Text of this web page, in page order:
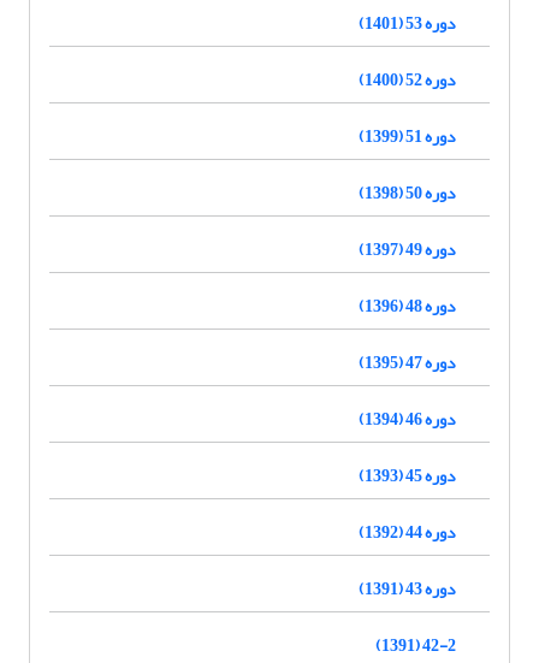
دوره 53 (1401)
دوره 52 (1400)
دوره 51 (1399)
دوره 50 (1398)
دوره 49 (1397)
دوره 48 (1396)
دوره 47 (1395)
دوره 46 (1394)
دوره 45 (1393)
دوره 44 (1392)
دوره 43 (1391)
42-2 (1391)